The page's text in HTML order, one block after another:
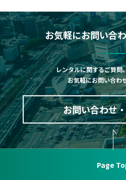
お気軽にお問い合
レンタルに関するご質問
お気軽にお問い合わ
お問い合わせ
Page